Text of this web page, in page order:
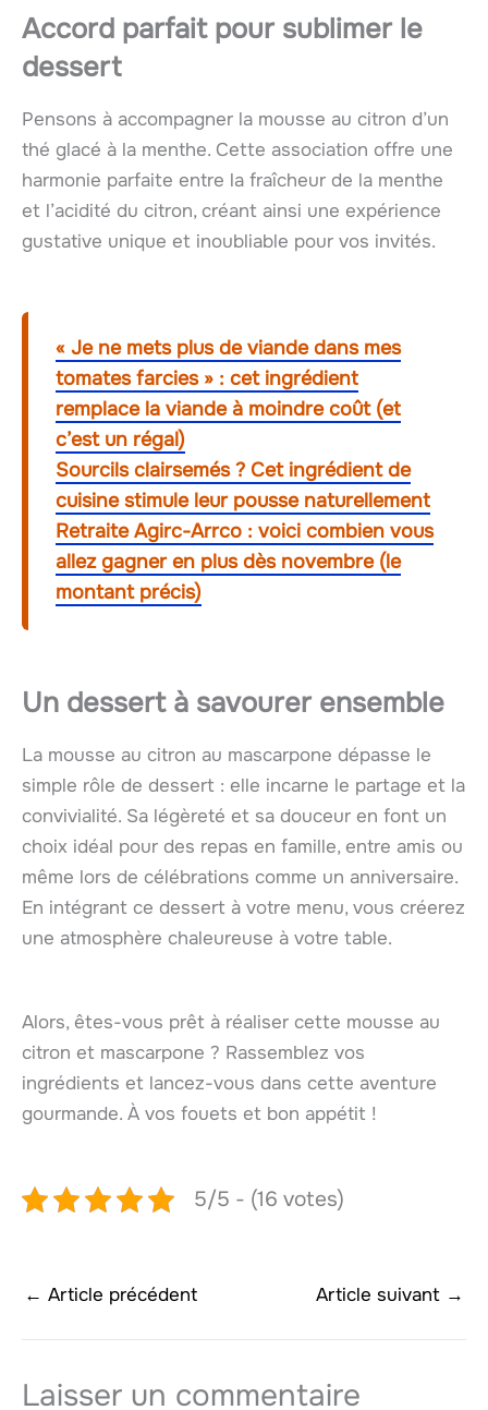
Accord parfait pour sublimer le
dessert
Pensons à accompagner la mousse au citron d’un
thé glacé à la menthe. Cette association offre une
harmonie parfaite entre la fraîcheur de la menthe
et l’acidité du citron, créant ainsi une expérience
gustative unique et inoubliable pour vos invités.
« Je ne mets plus de viande dans mes
tomates farcies » : cet ingrédient
remplace la viande à moindre coût (et
c’est un régal)
Sourcils clairsemés ? Cet ingrédient de
cuisine stimule leur pousse naturellement
Retraite Agirc-Arrco : voici combien vous
allez gagner en plus dès novembre (le
montant précis)
Un dessert à savourer ensemble
La mousse au citron au mascarpone dépasse le
simple rôle de dessert : elle incarne le partage et la
convivialité. Sa légèreté et sa douceur en font un
choix idéal pour des repas en famille, entre amis ou
même lors de célébrations comme un anniversaire.
En intégrant ce dessert à votre menu, vous créerez
une atmosphère chaleureuse à votre table.
Alors, êtes-vous prêt à réaliser cette mousse au
citron et mascarpone ? Rassemblez vos
ingrédients et lancez-vous dans cette aventure
gourmande. À vos fouets et bon appétit !
5/5 - (16 votes)
← Article précédent Article suivant →
Laisser un commentaire